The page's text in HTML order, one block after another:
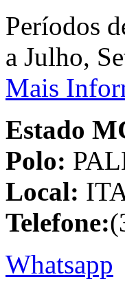
Períodos
a Julho,
Mais
Estado
Polo:
Local:
Telefone:
Whatsapp